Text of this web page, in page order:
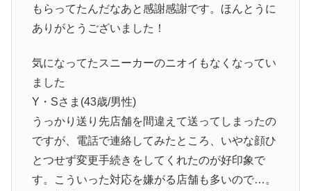
もらってたんだなあと感謝感謝です。ほんとうに
ありがとうございました！
気になってたスニーカーのニオイもなくなってい
ました
Y・Sさま(43歳/男性)
うっかり送り先店舗を間違えて送ってしまったの
ですが、電話で連絡してみたところ、いやな顔ひ
とつせず変更手続きをしてくれたのが好印象で
す。こういった対応を嫌がる店舗も多いので…。